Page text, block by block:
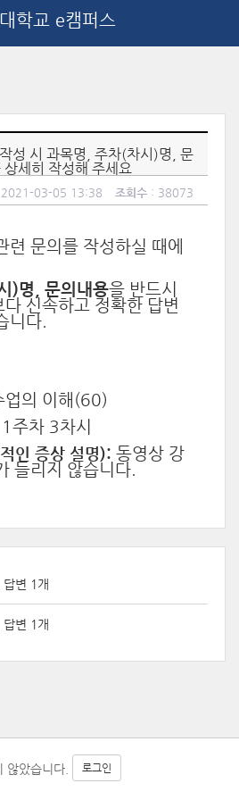
학교 e캠퍼스
성 시 과목명, 주차(차시)명, 문
상세히 작성해 주세요
03-05 13:38 조회수 : 38073
련 문의를 작성하실 때에
)명, 문의내용을 반드시
신속하고 정확한 답변
니다.
업의 이해(60)
1주차 3차시
인 증상 설명): 동영상 강
들리지 않습니다.
답변 1개
답변 1개
않았습니다. 로그인